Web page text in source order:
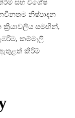
නිෂ්පාදන
සමඟින්,
කම්මැලි
ඇතුළත් කිරීම්